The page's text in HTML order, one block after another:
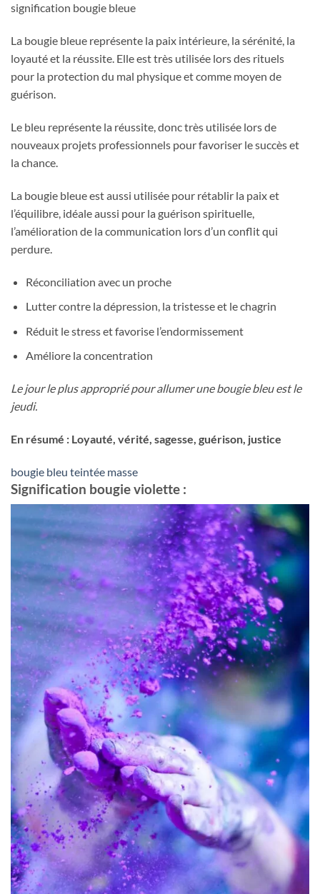
signification bougie bleue
La bougie bleue représente la paix intérieure, la sérénité, la
loyauté et la réussite. Elle est très utilisée lors des rituels
pour la protection du mal physique et comme moyen de
guérison.
Le bleu représente la réussite, donc très utilisée lors de
nouveaux projets professionnels pour favoriser le succès et
la chance.
La bougie bleue est aussi utilisée pour rétablir la paix et
l’équilibre, idéale aussi pour la guérison spirituelle,
l’amélioration de la communication lors d’un conflit qui
perdure.
Réconciliation avec un proche
Lutter contre la dépression, la tristesse et le chagrin
Réduit le stress et favorise l’endormissement
Améliore la concentration
Le jour le plus approprié pour allumer une bougie bleu est le
jeudi.
En résumé : Loyauté, vérité, sagesse, guérison, justice
bougie bleu teintée masse
Signification bougie violette :